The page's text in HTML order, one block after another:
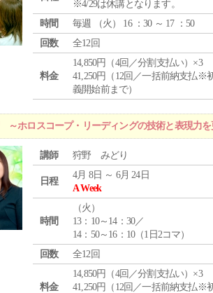
※4/29は休講となります。
時間
毎週 （火 ） 16 ：30 ～ 17 ：50
回数
全12回
料金
14,850円（4回／分割支払い）×3
41,250円（12回／一括前納支払※
義開始前まで）
～ホロスコープ・リーディングの技術と表現力
講師 狩野 みどり
日程
4月 8日 ～ 6月 24日
A Week
時間
（火 ）
13：10～14：30／
14：50～16：10（1日2コマ）
回数
全12回
料金
14,850円（4回／分割支払い）×3
41,250円（12回／一括前納支払※